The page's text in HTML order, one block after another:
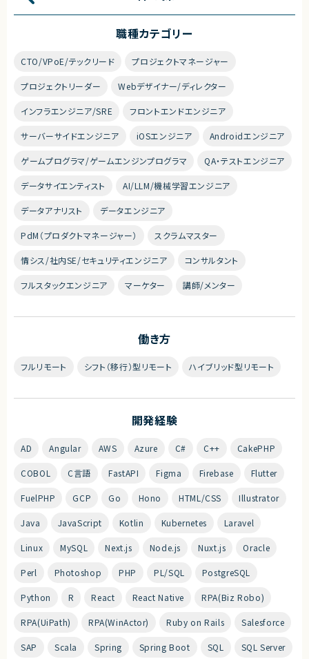
職種カテゴリー
CTO/VPoE/テックリード プロジェクトマネージャー
プロジェクトリーダー Webデザイナー/ディレクター
インフラエンジニア/SRE フロントエンドエンジニア
サーバーサイドエンジニア iOSエンジニア Androidエンジニア
ゲームプログラマ/ゲームエンジンプログラマ QA・テストエンジニア
データサイエンティスト AI/LLM/機械学習エンジニア
データアナリスト データエンジニア
PdM（プロダクトマネージャー） スクラムマスター
情シス/社内SE/セキュリティエンジニア コンサルタント
フルスタックエンジニア マーケター 講師/メンター
働き方
フルリモート シフト（移行）型リモート ハイブリッド型リモート
開発経験
AD Angular AWS Azure C# C++ CakePHP
COBOL C言語 FastAPI Figma Firebase Flutter
FuelPHP GCP Go Hono HTML/CSS Illustrator
Java JavaScript Kotlin Kubernetes Laravel
Linux MySQL Next.js Node.js Nuxt.js Oracle
Perl Photoshop PHP PL/SQL PostgreSQL
Python R React React Native RPA(Biz Robo)
RPA(UiPath) RPA(WinActor) Ruby on Rails Salesforce
SAP Scala Spring Spring Boot SQL SQL Server